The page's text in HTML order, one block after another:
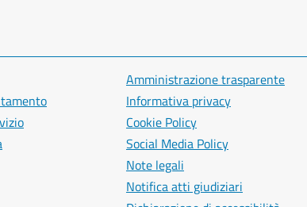
Amministrazione trasparente
Informativa privacy
Cookie Policy
Social Media Policy
Note legali
Notifica atti giudiziari